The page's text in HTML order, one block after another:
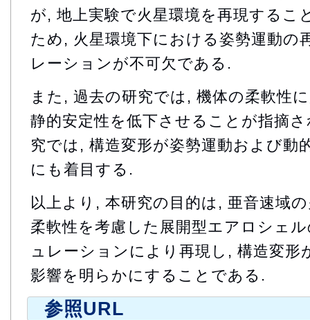
が, 地上実験で火星環境を再現するこ
ため, 火星環境下における姿勢運動の
レーションが不可欠である.
また, 過去の研究では, 機体の柔軟性
静的安定性を低下させることが指摘
究では, 構造変形が姿勢運動および動
にも着目する.
以上より, 本研究の目的は, 亜音速域
柔軟性を考慮した展開型エアロシェ
ュレーションにより再現し, 構造変形
影響を明らかにすることである.
参照URL